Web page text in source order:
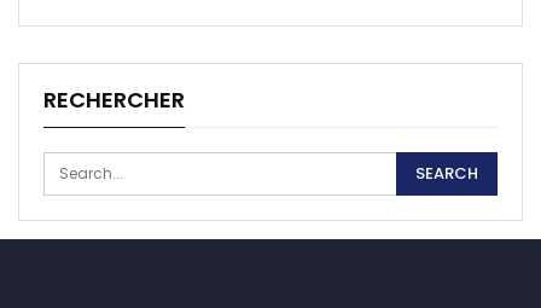
RECHERCHER